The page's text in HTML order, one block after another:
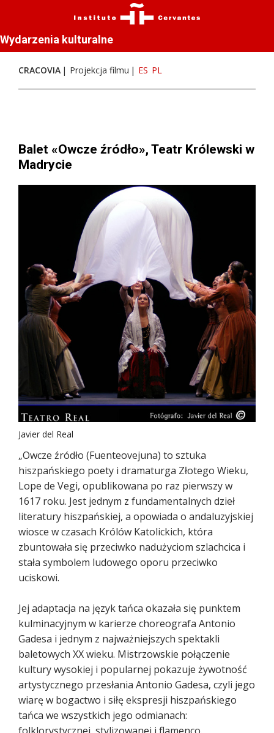
Wydarzenia kulturalne
CRACOVIA Projekcja filmu ES PL
Balet «Owcze źródło», Teatr Królewski w
Madrycie
Javier del Real
„Owcze źródło (Fuenteovejuna) to sztuka
hiszpańskiego poety i dramaturga Złotego Wieku,
Lope de Vegi, opublikowana po raz pierwszy w
1617 roku. Jest jednym z fundamentalnych dzieł
literatury hiszpańskiej, a opowiada o andaluzyjskiej
wiosce w czasach Królów Katolickich, która
zbuntowała się przeciwko nadużyciom szlachcica i
stała symbolem ludowego oporu przeciwko
uciskowi.
Jej adaptacja na język tańca okazała się punktem
kulminacyjnym w karierze choreografa Antonio
Gadesa i jednym z najważniejszych spektakli
baletowych XX wieku. Mistrzowskie połączenie
kultury wysokiej i popularnej pokazuje żywotność
artystycznego przesłania Antonio Gadesa, czyli jego
wiarę w bogactwo i siłę ekspresji hiszpańskiego
tańca we wszystkich jego odmianach: